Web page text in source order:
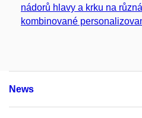
nádorů hlavy a krku na
kombinované
News